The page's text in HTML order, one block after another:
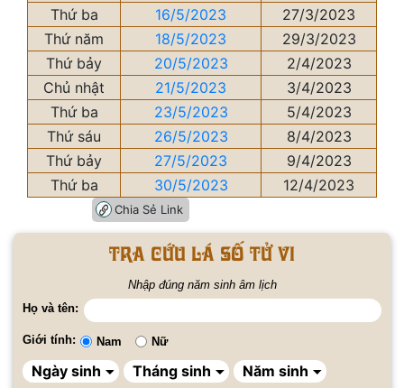
Thứ ba
16/5/2023
27/3/2023
Thứ năm
18/5/2023
29/3/2023
Thứ bảy
20/5/2023
2/4/2023
Chủ nhật
21/5/2023
3/4/2023
Thứ ba
23/5/2023
5/4/2023
Thứ sáu
26/5/2023
8/4/2023
Thứ bảy
27/5/2023
9/4/2023
Thứ ba
30/5/2023 12/4/2023
Chia Sẻ Link
Tra cứu lá số tử vi
Nhập đúng năm sinh âm lịch
Họ và tên:
Giới tính: Nam Nữ